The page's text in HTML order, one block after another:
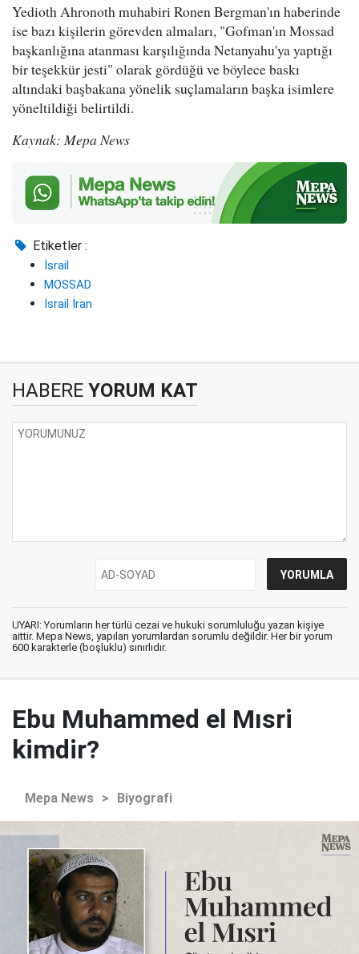
Yedioth Ahronoth muhabiri Ronen Bergman'ın haberinde
ise bazı kişilerin görevden almaları, "Gofman'ın Mossad
başkanlığına atanması karşılığında Netanyahu'ya yaptığı
bir teşekkür jesti" olarak gördüğü ve böylece baskı
altındaki başbakana yönelik suçlamaların başka isimlere
yöneltildiği belirtildi.
Kaynak: Mepa News
Etiketler :
İsrail
MOSSAD
İsrail İran
HABERE YORUM KAT
UYARI: Yorumların her türlü cezai ve hukuki sorumluluğu yazan kişiye
aittir. Mepa News, yapılan yorumlardan sorumlu değildir. Her bir yorum
600 karakterle (boşluklu) sınırlıdır.
Ebu Muhammed el Mısri
kimdir?
Mepa News > Biyografi